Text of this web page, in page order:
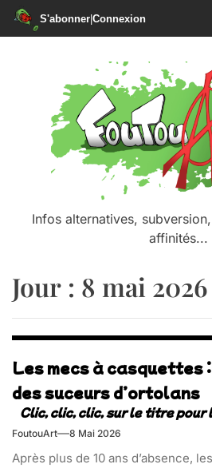
S'abonner|Connexion
Infos alternatives,
affinités...
Jour : 8 mai 2026
Les mecs à casquettes
des suceurs d’ortolans
FoutouArt 8 Mai 2026
Après plus de 10 ans d’absence,